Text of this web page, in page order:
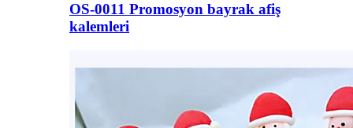
OS-0011 Promosyon bayrak afiş
kalemleri